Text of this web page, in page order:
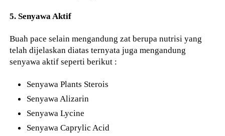
5. Senyawa Aktif
Buah pace selain mengandung zat berupa nutrisi yang
telah dijelaskan diatas ternyata juga mengandung
senyawa aktif seperti berikut :
Senyawa Plants Sterois
Senyawa Alizarin
Senyawa Lycine
Senyawa Caprylic Acid